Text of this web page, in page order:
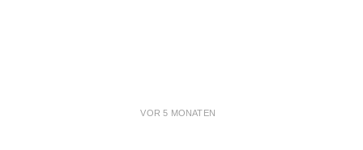
VOR 5 MONATEN